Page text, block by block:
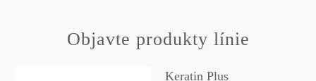
Objavte produkty línie
Keratin Plus